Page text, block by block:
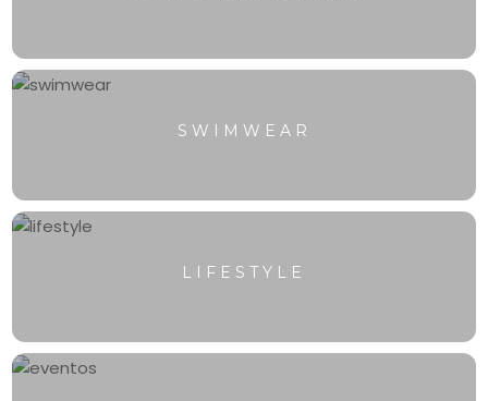
SWIMWEAR
LIFESTYLE